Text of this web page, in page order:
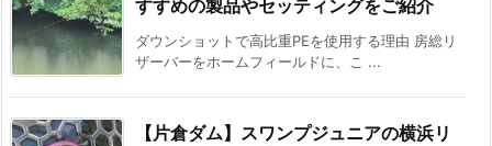
すすめの製品やセッティングをご紹介
ダウンショットで高比重PEを使用する理由 房総リ
ザーバーをホームフィールドに、こ ...
【片倉ダム】スワンプジュニアの横浜リ